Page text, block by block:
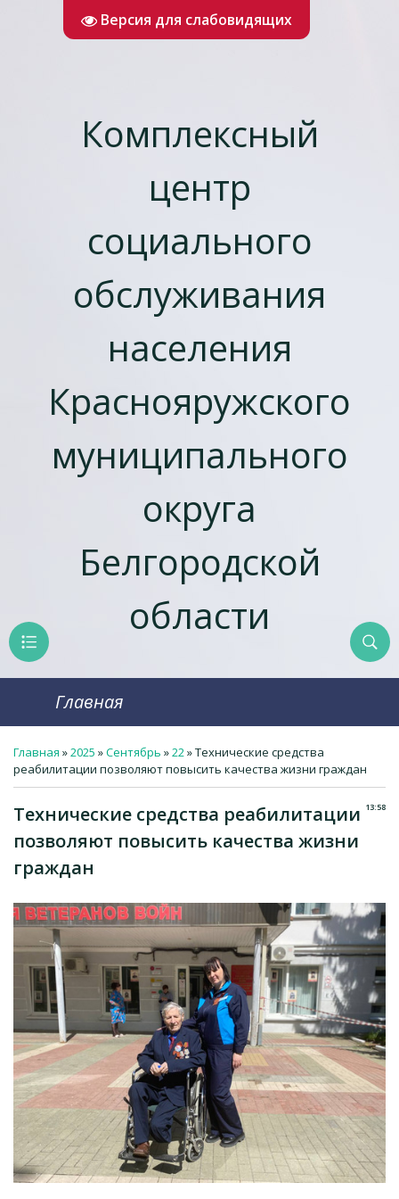
Версия для слабовидящих
Комплексный
центр
социального
обслуживания
населения
Краснояружcкого
муниципального
округа
Белгородской
области
Главная
Главная »2025 »Сентябрь »22» Технические средства
реабилитации позволяют повысить качества жизни граждан
13:58
Технические средства реабилитации
позволяют повысить качества жизни
граждан